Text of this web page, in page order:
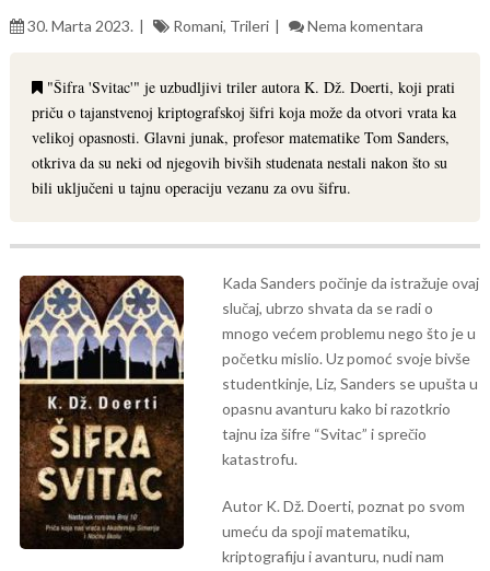
30. Marta 2023. Romani, Trileri Nema komentara
"Šifra 'Svitac'" je uzbudljivi triler autora K. Dž. Doerti, koji prati
priču o tajanstvenoj kriptografskoj šifri koja može da otvori vrata ka
velikoj opasnosti. Glavni junak, profesor matematike Tom Sanders,
otkriva da su neki od njegovih bivših studenata nestali nakon što su
bili uključeni u tajnu operaciju vezanu za ovu šifru.
Kada Sanders počinje da istražuje ovaj
slučaj, ubrzo shvata da se radi o
mnogo većem problemu nego što je u
početku mislio. Uz pomoć svoje bivše
studentkinje, Liz, Sanders se upušta u
opasnu avanturu kako bi razotkrio
tajnu iza šifre “Svitac” i sprečio
katastrofu.
Autor K. Dž. Doerti, poznat po svom
umeću da spoji matematiku,
kriptografiju i avanturu, nudi nam